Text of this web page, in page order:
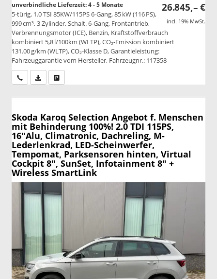
26.845,– €
incl. 19% MwSt.
unverbindliche Lieferzeit: 4 - 5 Monate
5-türig, 1.0 TSI 85KW/115PS 6-Gang, 85 kW (116 PS),
999 cm³, 3 Zylinder, Schalt. 6-Gang, Frontantrieb,
Verbrennungsmotor (ICE), Benzin, Kraftstoffverbrauch
kombiniert 5,8 l/100km (WLTP), CO₂-Emission kombiniert
131.00 g/km (WLTP), CO₂-Klasse D, Garantieleistung:
Fahrzeuggarantie vom Hersteller, Fahrzeugnr.: 117358
Wir rufen Sie anPDF-Datei, Fahrzeugexposé drucken
Skoda Karoq Selection Angebot f. Menschen
mit Behinderung 100%! 2.0 TDI 115PS,
16"Alu, Climatronic, Dachreling, M-
Lederlenkrad, LED-Scheinwerfer,
Tempomat, Parksensoren hinten, Virtual
Cockpit 8", SunSet, Infotainment 8" +
Wireless SmartLink